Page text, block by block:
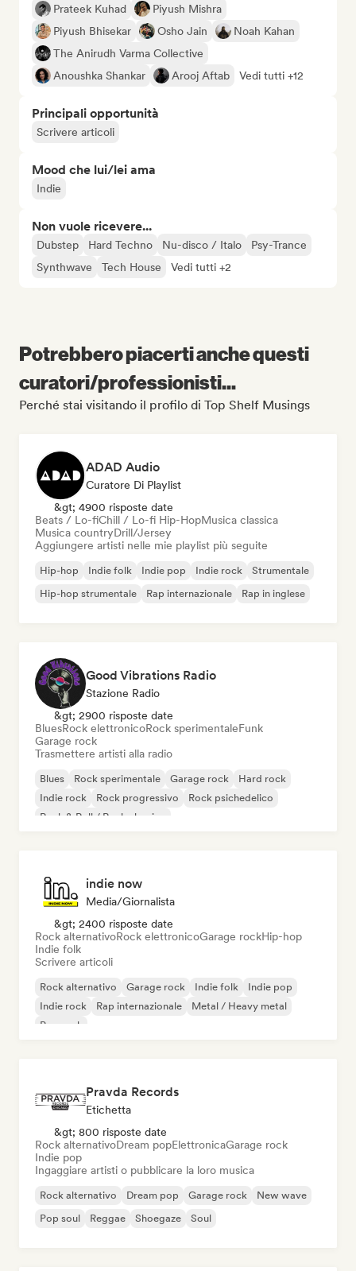
Prateek Kuhad
Piyush Mishra
Piyush Bhisekar
Osho Jain
Noah Kahan
The Anirudh Varma Collective
Anoushka Shankar
Arooj Aftab Vedi tutti +12
Principali opportunità
Scrivere articoli
Mood che lui/lei ama
Indie
Non vuole ricevere...
Dubstep Hard Techno Nu-disco / Italo
Psy-Trance
Synthwave
Tech House Vedi tutti +2
Potrebbero piacerti anche questi
curatori/professionisti...
Perché stai visitando il profilo di Top Shelf Musings
ADAD Audio
Curatore Di Playlist
&gt; 4900 risposte date
Beats / Lo-fiChill / Lo-fi Hip-HopMusica classica
Musica countryDrill/Jersey
Aggiungere artisti nelle mie playlist più seguite
Hip-hop Indie folk Indie pop Indie rock
Strumentale
Hip-hop strumentale
Rap internazionale Rap in inglese
Good Vibrations Radio
Stazione Radio
&gt; 2900 risposte date
BluesRock elettronicoRock sperimentaleFunk
Garage rock
Trasmettere artisti alla radio
Blues Rock sperimentale Garage rock
Hard rock
Indie rock
Rock progressivo
Rock psichedelico
Rock & Roll / Rock classico
indie now
Media/Giornalista
&gt; 2400 risposte date
Rock alternativoRock elettronicoGarage rockHip-hop
Indie folk
Scrivere articoli
Rock alternativo Garage rock Indie folk
Indie pop
Indie rock
Rap internazionale
Metal / Heavy metal
Pop rock
Pravda Records
Etichetta
&gt; 800 risposte date
Rock alternativoDream popElettronicaGarage rock
Indie pop
Ingaggiare artisti o pubblicare la loro musica
Rock alternativo Dream pop Garage rock
New wave
Pop soul
Reggae Shoegaze Soul